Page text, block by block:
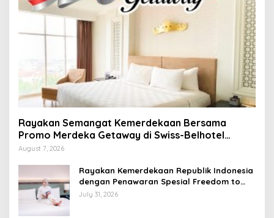
Rayakan Semangat Kemerdekaan Bersama
Promo Merdeka Getaway di Swiss-Belhotel
Lampung
August 7, 2026
Rayakan Kemerdekaan Republik Indonesia
dengan Penawaran Spesial Freedom to
Relax di Holiday Inn Lampung Bukit Randu
July 31, 2026